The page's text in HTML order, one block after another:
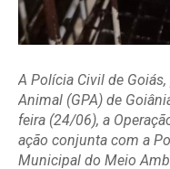
A Polícia Civil de
Animal (GPA) de
feira (24/06), a
ação conjunta com a
Municipal do Meio